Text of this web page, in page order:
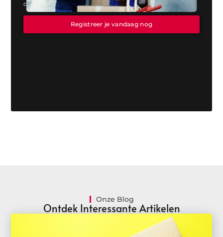
direct met publiceren!
Registreer je vandaag nog
Onze Blog
Ontdek Interessante Artikelen